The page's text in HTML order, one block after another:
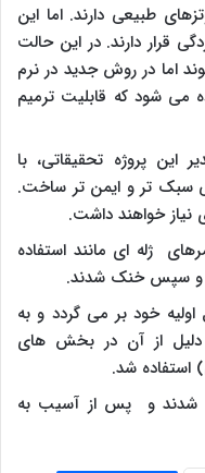
طبیعی دارند. اما این
قرار دارند. در این حالت
اما در روش جدید در نرم
می شود که قابلیت ترمیم
این پروژه تحقیقاتی، با
سبک تر و ایمن تر ساخت.
نیاز خواهند داشت.
ژله ای مانند استفاده
و سپس خنک شدند.
خود بر می گردد و به
از آن در بخش های
استفاده شد.
شدند و پس از آسیب به